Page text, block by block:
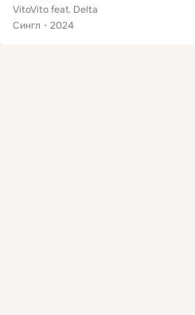
VitoVito feat. Delta
Сингл
2024